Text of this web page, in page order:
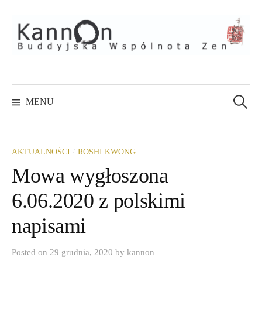
to
content
MENU
AKTUALNOŚCI / ROSHI KWONG
Mowa wygłoszona
6.06.2020 z polskimi
napisami
Posted on 29 grudnia, 2020 by kannon